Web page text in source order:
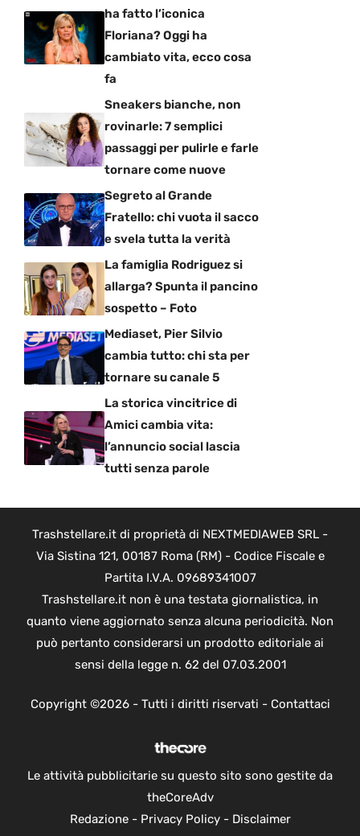
ha fatto l’iconica
Floriana? Oggi ha
cambiato vita, ecco cosa
fa
Sneakers bianche, non
rovinarle: 7 semplici
passaggi per pulirle e farle
tornare come nuove
Segreto al Grande
Fratello: chi vuota il sacco
e svela tutta la verità
La famiglia Rodriguez si
allarga? Spunta il pancino
sospetto – Foto
Mediaset, Pier Silvio
cambia tutto: chi sta per
tornare su canale 5
La storica vincitrice di
Amici cambia vita:
l’annuncio social lascia
tutti senza parole
Trashstellare.it di proprietà di NEXTMEDIAWEB SRL -
Via Sistina 121, 00187 Roma (RM) - Codice Fiscale e
Partita I.V.A. 09689341007
Trashstellare.it non è una testata giornalistica, in
quanto viene aggiornato senza alcuna periodicità. Non
può pertanto considerarsi un prodotto editoriale ai
sensi della legge n. 62 del 07.03.2001
Copyright ©2026 - Tutti i diritti riservati - Contattaci
Le attività pubblicitarie su questo sito sono gestite da
theCoreAdv
Redazione- Privacy Policy- Disclaimer